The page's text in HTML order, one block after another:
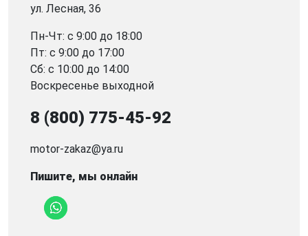
ул. Лесная, 36
Пн-Чт: с 9:00 до 18:00
Пт: с 9:00 до 17:00
Сб: с 10:00 до 14:00
Воскресенье выходной
8 (800) 775-45-92
motor-zakaz@ya.ru
Пишите, мы онлайн